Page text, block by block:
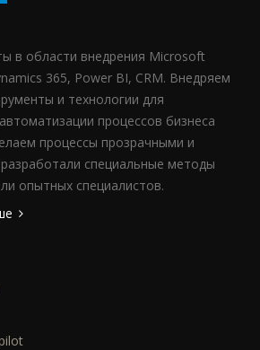
в области внедрения Microsoft
365, Power BI, CRM. Внедряем
и технологии для
процессов бизнеса
процессы прозрачными и
специальные методы
опытных специалистов.